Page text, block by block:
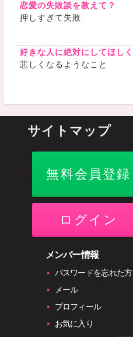
恋愛の失敗談を教えて？
押しすぎて失敗
好きな人に絶対にしてほし
悲しくなるようなこと
サイトマップ
無料会員登録
ログイン
メンバー情報
パスワードを忘れた方
メール
プロフィール
お気に入り